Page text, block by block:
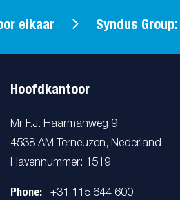
Syndus Group:
Hoofdkantoor
Mr F.J. Haarmanweg 9
4538 AM Terneuzen, Nederland
Havennummer: 1519
Phone: +31 115 644 600